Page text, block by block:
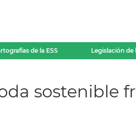
de la ESS Legislación de
sostenible